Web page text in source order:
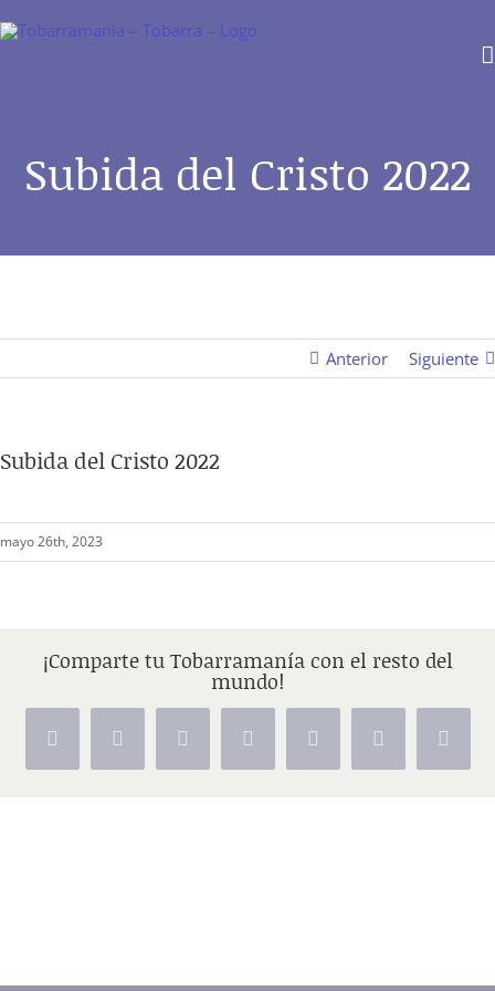
Subida del Cristo 2022
Anterior Siguiente
Subida del Cristo 2022
mayo 26th, 2023
¡Comparte tu Tobarramanía con el resto del
mundo!
Facebook
X Reddit LinkedInTumblr PinterestVk